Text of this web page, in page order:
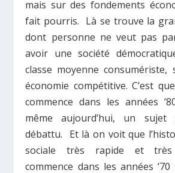
mais sur des fondements
fait pourris. Là se trouve la
dont personne ne veut pas
avoir une société
classe moyenne consumériste,
économie compétitive. C’est
commence dans les années
même aujourd’hui, un sujet
débattu. Et là on voit que
sociale très rapide et très
commence dans les années ‘70